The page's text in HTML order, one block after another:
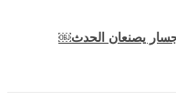
يصنعان الحدث￼